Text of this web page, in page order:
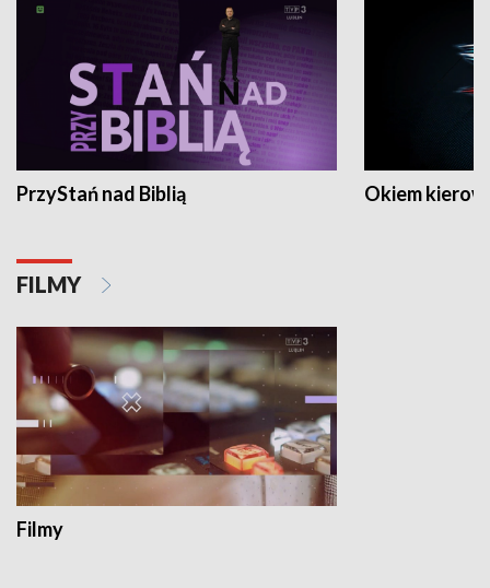
PrzyStań nad Biblią Okiem
FILMY
Filmy